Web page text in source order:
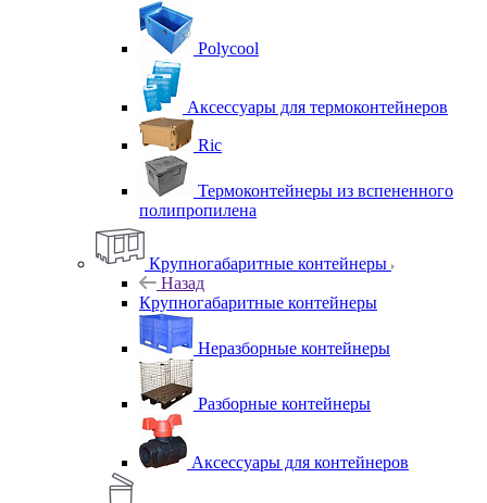
Polycool
Аксессуары для термоконтейнеров
Ric
Термоконтейнеры из вспененного
полипропилена
Крупногабаритные контейнеры
Назад
Крупногабаритные контейнеры
Неразборные контейнеры
Разборные контейнеры
Аксессуары для контейнеров